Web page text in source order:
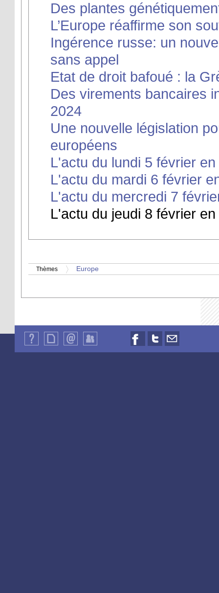
Des plantes
L’Europe réaffirme son
Ingérence russe: un
sans appel
Etat de droit bafoué : la
Des virements bancaires
2024
Une nouvelle législation
européens
L'actu du lundi 5 février
L'actu du mardi 6 février
L'actu du mercredi 7
L'actu du jeudi 8 février
Thèmes Europe